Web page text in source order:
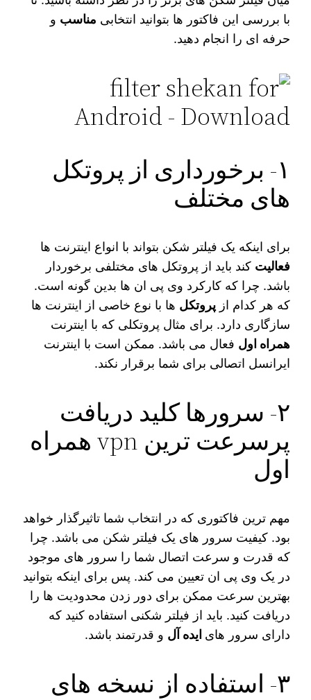
با بررسی این فاکتور ها بتوانید انتخابی مناسب و
حرفه ای را انجام دهید.
۱- برخورداری از پروتکل
های مختلف
برای اینکه یک فیلتر شکن بتواند با انواع اینترنت‌ ها
فعالیت کند باید از پروتکل های مختلفی برخوردار
باشد. چرا که کارکرد وی پی ان ها بدین گونه است.
که هر کدام ازپروتکل‌ ها با نوع خاصی از اینترنت‌ ها
سازگاری دارد. برای مثال پروتکلی که با اینترنت
همراه اول فعال می باشد. ممکن است با اینترنت
ایرانسل اتصالی برای شما برقرار نکند.
۲- سرورها کلید دریافت
پرسرعت ترین vpn همراه
اول
مهم ترین فاکتوری که در انتخاب شما تاثیرگذار خواهد
بود. کیفیت سرور های یک فیلتر شکن می باشد. چرا
که قدرت و سرعت اتصال شما را سرور های موجود
در یک وی پی ان تعیین می‌ کند. پس برای اینکه بتوانید
بهترین سرعت ممکن برای دور زدن محدودیت‌ ها را
دریافت کنید. باید از فیلتر شکنی استفاده کنید که
دارای سرور های ایده آل و قدرتمند باشد.
۳- استفاده از نسخه های